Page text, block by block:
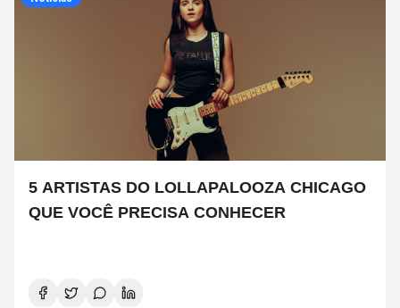
5 ARTISTAS DO LOLLAPALOOZA CHICAGO
QUE VOCÊ PRECISA CONHECER